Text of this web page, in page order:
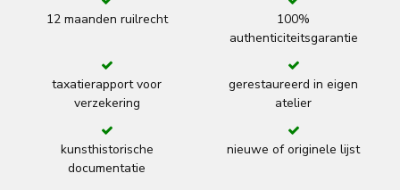
12 maanden ruilrecht
100%
authenticiteitsgarantie
taxatierapport voor
verzekering
gerestaureerd in eigen
atelier
kunsthistorische
documentatie
nieuwe of originele lijst